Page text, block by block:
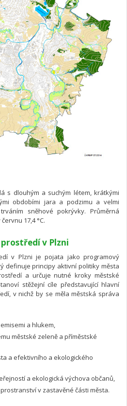
s dlouhým a suchým létem, krátkými
obdobími jara a podzimu a velmi
sněhové pokrývky. Průměrná
17,4 °C.
v Plzni
v Plzni je pojata jako programový
definuje principy aktivní politiky města
a určuje nutné kroky městské
stěžejní cíle představující hlavní
v nichž by se měla městská správa
a hlukem,
městské zeleně a příměstské
a efektivního a ekologického
a ekologická výchova občanů,
v zastavěné části města.